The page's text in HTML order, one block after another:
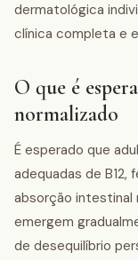
dermatológica
clínica completa e
O que é
normalizado
É esperado que
adequadas de
absorção intestinal
emergem
de desequilíbrio